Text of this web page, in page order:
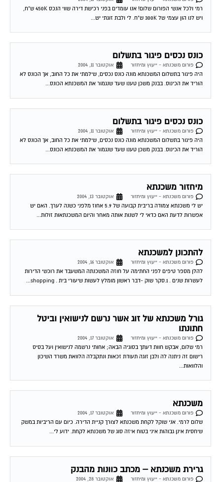
ויש לנו הון עצמי של 300K ש"ח. לי ולבת זוגתי יש...
כונס נכסים פיגור בתשלום
פורום משכנתא - ייעוץ ומיחזור
אוקטובר 11, 2004
היה פיגור בתשלום המשכנתא מונה כונס נכסים, שילמתי את כל החוב, אך הכונס לא
הוריד את הכינוס. בבנק משכן טענו שעד שנגמור את המשכנתא הכונס...
כונס נכסים פיגור בתשלום
פורום משכנתא - ייעוץ ומיחזור
אוקטובר 11, 2004
היה פיגור בתשלום המשכנתא מונה כונס נכסים, שילמתי את כל החוב, אך הכונס לא
הוריד את הכינוס. בבנק משכן טענו שעד שנגמור את המשכנתא הכונס...
מיחזור משכנתא
פורום משכנתא - ייעוץ ומיחזור
יש לי משכנתא צמודה בריבית קבועה של 5.9 אחוז מלפני כשנה לערך. האם יש
אפשרות לדעת האם כדאי לי לשנות אותה מאחר והיום המשכנתאות זולות...
להתכונן למשכנתא
פורום משכנתא - ייעוץ ומיחזור
להלן מספר טיפים לפני החתימה על חוזה המשכנתה המשעבד את רוכשי הדירות
לעשרות שנים . 1.סקר שוק -דבר ראשון מומלץ לעשות שיעורי בית . shopping...
גורל משכנתא של זוג אשר נרשם לנישואין וביטל
חתונתו
פורום משכנתא - ייעוץ ומיחזור
רמי שלום, אבקש חוות דעתך בסוגיה הבאה; אחותי נרשמה לנישואין ועל בסיס
רישום זה ניתנה לה ולבן זוגה תעודת זכאות ונתקבלה הלוואת משרד השיכון
והלוואות...
משכנתא
פורום משכנתא - ייעוץ ומיחזור
שלום לרמי. אני שוקל לקחת משכנתא לצורך קניית הדירה. כיום עם הריביות במשק
שיחסית אינן גבוהות איני בטוח איזה סוג של משכנתא לקחת. ידוע לי...
גרירת משכנתא – מכתב כוונות מהבנק
פורום משכנתא - ייעוץ ומיחזור
אוקטובר 28, 2004
אנו רוכשים דירה מאדם שיש לו משכנתא על הנכס אותו אנו מעויניים לקנות, (מישכן